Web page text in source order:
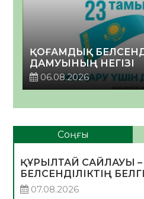
ҚОҒАМДЫҚ
ДАМУЫНЫҢ НЕГІЗІ
06.08.2026
Соңғы
ҚҰРЫЛТАЙ САЙЛАУЫ –
БЕЛСЕНДІЛІКТІҢ
07.08.2026